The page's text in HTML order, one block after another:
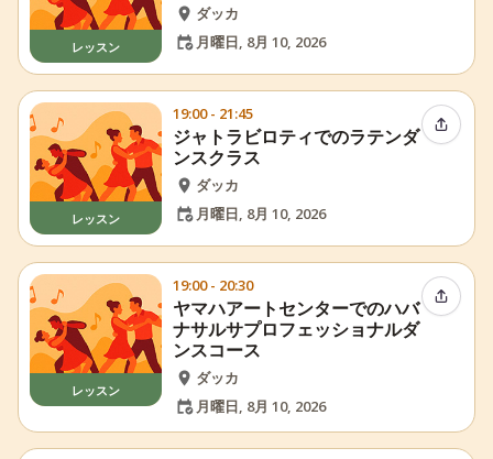
レッスン
ダッカ
月曜日, 8月 10, 2026
レッスン
19:00 - 21:45
ジャトラビロティでのラテンダ
ンスクラス
ダッカ
月曜日, 8月 10, 2026
イベン
レッスン
19:00 - 20:30
ヤマハアートセンターでのハバ
ナサルサプロフェッショナルダ
ンスコース
ダッカ
月曜日, 8月 10, 2026
イベン